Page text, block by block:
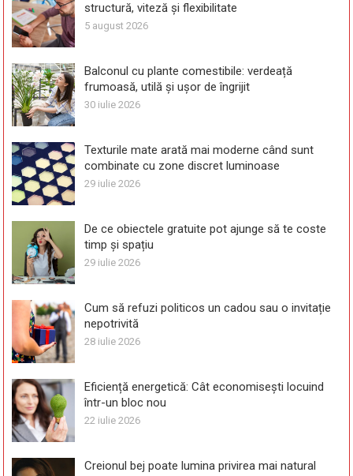
structură, viteză și flexibilitate
5 august 2026
Balconul cu plante comestibile: verdeață
frumoasă, utilă și ușor de îngrijit
30 iulie 2026
Texturile mate arată mai moderne când sunt
combinate cu zone discret luminoase
29 iulie 2026
De ce obiectele gratuite pot ajunge să te coste
timp și spațiu
29 iulie 2026
Cum să refuzi politicos un cadou sau o invitație
nepotrivită
28 iulie 2026
Eficiență energetică: Cât economisești locuind
într-un bloc nou
22 iulie 2026
Creionul bej poate lumina privirea mai natural